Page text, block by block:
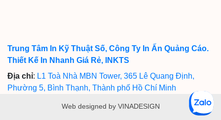
Trung Tâm In Kỹ Thuật Số, Công Ty In Ấn Quảng Cáo.
Thiết Kế In Nhanh Giá Rẻ, INKTS
Địa chỉ: L1 Toà Nhà MBN Tower, 365 Lê Quang Định,
Phường 5, Bình Thạnh, Thành phố Hồ Chí Minh
Web designed by VINADESIGN